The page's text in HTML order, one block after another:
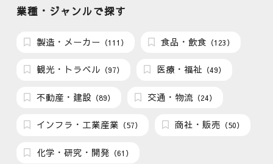
業種・ジャンルで探す
製造・メーカー （111） 食品・飲食 （123）
観光・トラベル （97） 医療・福祉 （49）
不動産・建設 （89） 交通・物流 （24）
インフラ・工業産業 （57） 商社・販売 （50）
化学・研究・開発 （61）